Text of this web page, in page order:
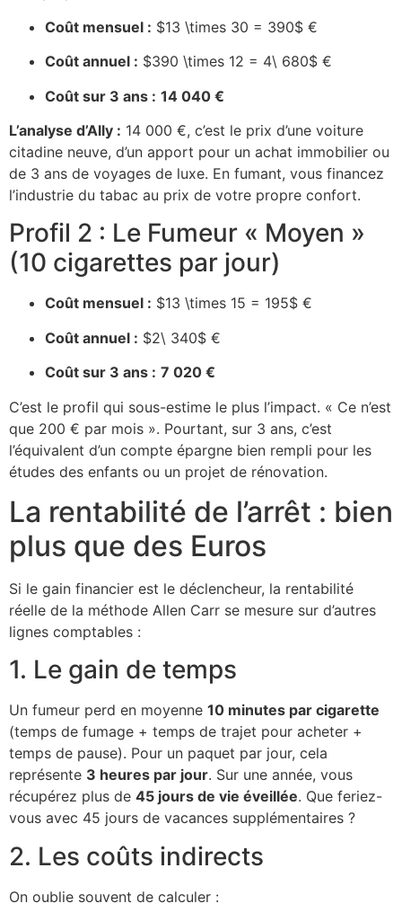
Coût mensuel : $13 \times 30 = 390$ €
Coût annuel : $390 \times 12 = 4\ 680$ €
Coût sur 3 ans : 14 040 €
L’analyse d’Ally : 14 000 €, c’est le prix d’une voiture
citadine neuve, d’un apport pour un achat immobilier ou
de 3 ans de voyages de luxe. En fumant, vous financez
l’industrie du tabac au prix de votre propre confort.
Profil 2 : Le Fumeur « Moyen »
(10 cigarettes par jour)
Coût mensuel : $13 \times 15 = 195$ €
Coût annuel : $2\ 340$ €
Coût sur 3 ans : 7 020 €
C’est le profil qui sous-estime le plus l’impact. « Ce n’est
que 200 € par mois ». Pourtant, sur 3 ans, c’est
l’équivalent d’un compte épargne bien rempli pour les
études des enfants ou un projet de rénovation.
La rentabilité de l’arrêt : bien
plus que des Euros
Si le gain financier est le déclencheur, la rentabilité
réelle de la méthode Allen Carr se mesure sur d’autres
lignes comptables :
1. Le gain de temps
Un fumeur perd en moyenne 10 minutes par cigarette
(temps de fumage + temps de trajet pour acheter +
temps de pause). Pour un paquet par jour, cela
représente 3 heures par jour. Sur une année, vous
récupérez plus de 45 jours de vie éveillée. Que feriez-
vous avec 45 jours de vacances supplémentaires ?
2. Les coûts indirects
On oublie souvent de calculer :